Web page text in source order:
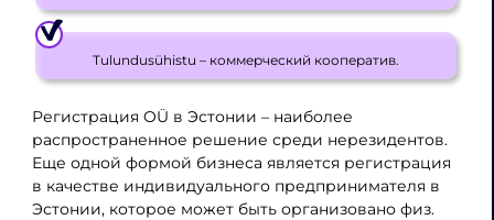
Tulundusühistu – коммерческий кооператив.
Регистрация OÜ в Эстонии – наиболее
распространенное решение среди нерезидентов.
Еще одной формой бизнеса является регистрация
в качестве индивидуального предпринимателя в
Эстонии, которое может быть организовано физ.